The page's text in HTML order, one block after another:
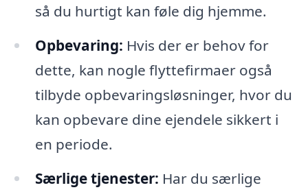
så du hurtigt kan føle dig hjemme.
Opbevaring: Hvis der er behov for
dette, kan nogle flyttefirmaer også
tilbyde opbevaringsløsninger, hvor du
kan opbevare dine ejendele sikkert i
en periode.
Særlige tjenester: Har du særlige